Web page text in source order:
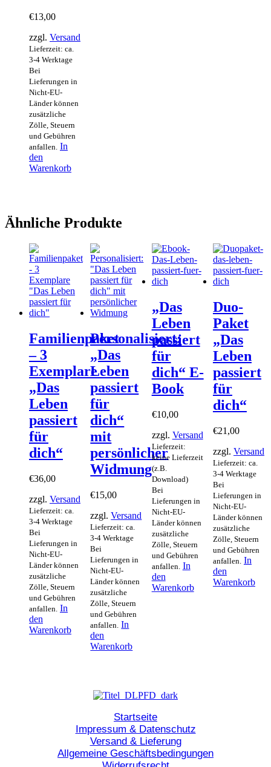
€13,00
zzgl. Versand
Lieferzeit: ca.
3-4 Werktage
Bei
Lieferungen in
Nicht-EU-
Länder können
zusätzliche
Zölle, Steuern
und Gebühren
anfallen. In
den
Warenkorb
Ähnliche Produkte
Familienpaket
– 3
Exemplare
„Das
Leben
passiert
für
dich“
€36,00
zzgl. Versand
Lieferzeit: ca.
3-4 Werktage
Bei
Lieferungen in
Nicht-EU-
Länder können
zusätzliche
Zölle, Steuern
und Gebühren
anfallen. In
den
Warenkorb
Personalisiert:
„Das
Leben
passiert
für
dich“
mit
persönlicher
Widmung
€15,00
zzgl.Versand
Lieferzeit: ca.
3-4 Werktage
Bei
Lieferungen in
Nicht-EU-
Länder können
zusätzliche
Zölle, Steuern
und Gebühren
anfallen. In
den
Warenkorb
„Das
Leben
passiert
für
dich“ E-
Book
€10,00
zzgl. Versand
Lieferzeit:
keine Lieferzeit
(z.B.
Download)
Bei
Lieferungen in
Nicht-EU-
Länder können
zusätzliche
Zölle, Steuern
und Gebühren
anfallen. In
den
Warenkorb
Duo-
Paket
„Das
Leben
passiert
für
dich“
€21,00
zzgl. Versand
Lieferzeit: ca.
3-4 Werktage
Bei
Lieferungen in
Nicht-EU-
Länder können
zusätzliche
Zölle, Steuern
und Gebühren
anfallen. In
den
Warenkorb
Startseite
Impressum & Datenschutz
Versand & Lieferung
Allgemeine Geschäftsbedingungen